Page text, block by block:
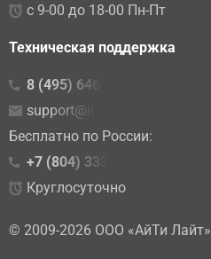
с 9-00 до 18-00 Пн-Пт
Техническая поддержка
8 (495) 646-23-10
support@it-lite.ru
Бесплатно по России:
+7 (804) 333-86-10
Круглосуточно
© 2009-2026 ООО «АйТи Лайт»